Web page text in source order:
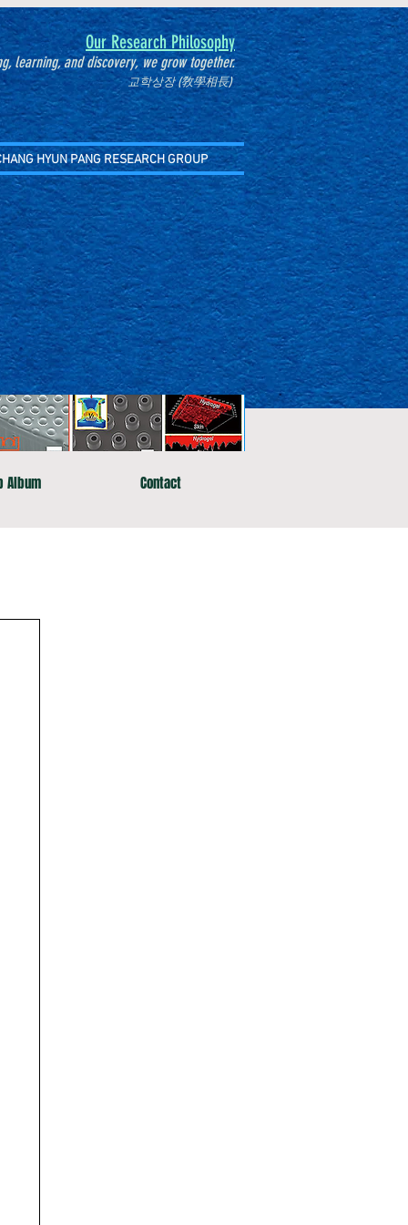
Our Research Philosophy
learning, and discovery, we grow together.
교학상장 (敎學相長)
HYUN PANG RESEARCH GROUP
Album Contact